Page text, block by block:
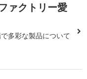
ァクトリー愛
多彩な製品について